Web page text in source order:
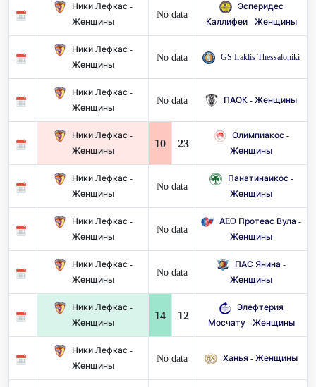
Ники Лефкас -
Женщины
No data
Эсперидес
Каллифеи - Женщины
Ники Лефкас -
Женщины
No data GS Iraklis Thessaloniki
Ники Лефкас -
Женщины
No data ПАОК - Женщины
Ники Лефкас -
Женщины
10 23
Олимпиакос -
Женщины
Ники Лефкас -
Женщины
No data
Панатинаикос -
Женщины
Ники Лефкас -
Женщины
No data
AEO Протеас Вула -
Женщины
Ники Лефкас -
Женщины
No data
ПАС Янина -
Женщины
Ники Лефкас -
Женщины
14 12
Элефтерия
Мосчату - Женщины
Ники Лефкас -
Женщины
No data Ханья - Женщины